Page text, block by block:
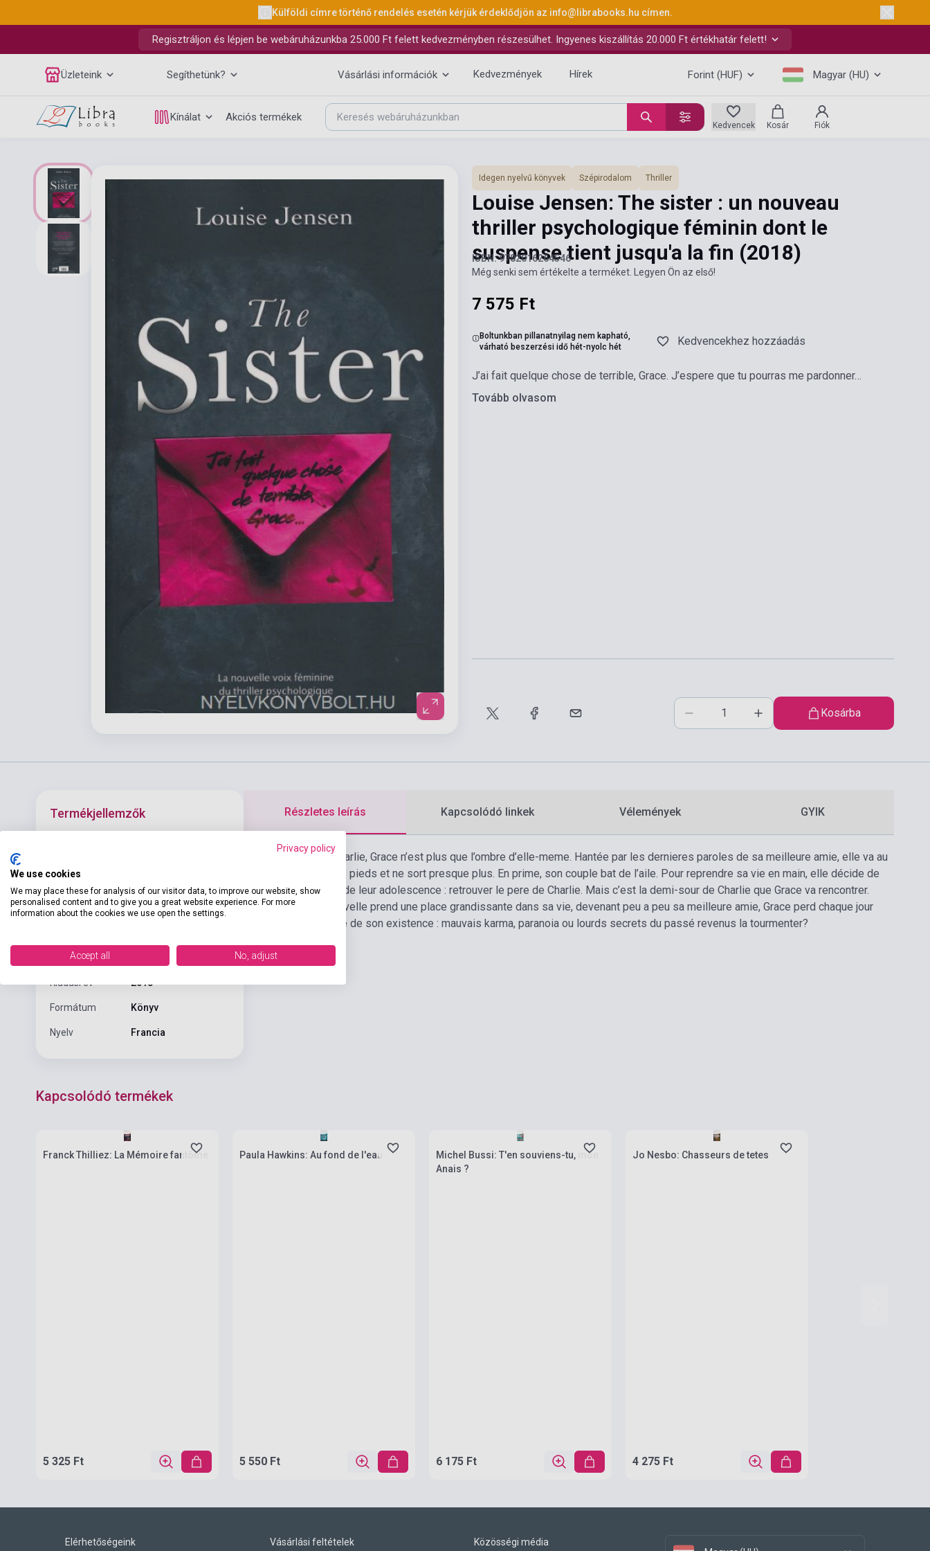
Külföldi címre történő rendelés esetén kérjük érdeklődjön az info@librabooks.hu címen.
Regisztráljon és lépjen be webáruházunkba 25.000 Ft felett kedvezményben részesülhet. Ingyenes kiszállítás 20.000 Ft értékhatár felett!
Üzleteink Segíthetünk? Vásárlási információk Kedvezmények Hírek Forint (HUF) Magyar (HU)
Kínálat Akciós termékek
Kedvencek Kosár Fiók
Idegen nyelvű könyvek Szépirodalom Thriller
Louise Jensen: The sister : un nouveau
thriller psychologique féminin dont le
suspense tient jusqu'a la fin (2018)
ISBN: 9782016264546
Még senki sem értékelte a terméket. Legyen Ön az első!
7 575 Ft
Boltunkban pillanatnyilag nem kapható,
várható beszerzési idő hét-nyolc hét
Kedvencekhez hozzáadás
J’ai fait quelque chose de terrible, Grace. J’espere que tu pourras me pardonner…
Tovább olvasom
Kosárba
Termékjellemzők
Oldalszám 378
Kiadó
Kiadási év 2018
Formátum Könyv
Nyelv Francia
Részletes leírás Kapcsolódó linkek Vélemények GYIK
Depuis la mort de Charlie, Grace n’est plus que l’ombre d’elle-meme. Hantée par les dernieres paroles de sa meilleure amie, elle va au
travail en traînant des pieds et ne sort presque plus. En prime, son couple bat de l’aile. Pour reprendre sa vie en main, elle décide de
relever un des défis de leur adolescence : retrouver le pere de Charlie. Mais c’est la demi-sour de Charlie que Grace va rencontrer.
Tandis que cette nouvelle prend une place grandissante dans sa vie, devenant peu a peu sa meilleure amie, Grace perd chaque jour
davantage le contrôle de son existence : mauvais karma, paranoia ou lourds secrets du passé revenus la tourmenter?
Kapcsolódó termékek
Franck Thilliez: La Mémoire fantôme
5 325 Ft
Paula Hawkins: Au fond de l'eau
5 550 Ft
Michel Bussi: T'en souviens-tu, mon
Anais ?
6 175 Ft
Jo Nesbo: Chasseurs de tetes
4 275 Ft
Elérhetőségeink Vásárlási feltételek
Közösségi média
Privacy policy
We use cookies
We may place these for analysis of our visitor data, to improve our website, show
personalised content and to give you a great website experience. For more
information about the cookies we use open the settings.
Accept all No, adjust